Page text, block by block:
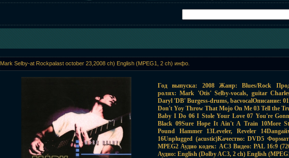
Mark Selby-at Rockpalast october 23,2008 ch) English (MPEG1, 2 ch) инфо.
Год выпуска: 2008 Жанр: Blues/Rock
ролях: Mark 'Otis' Selby-vocals, guitar
Daryl 'DB' Burgess-drums, bacvocalОписание:
Don't Yoy Throw That Mojo On Me 03 Tell the
Baby I Do 06 I Stole Your Love 07 You're
Black 09Sure Hope It Ain't A Train 10More
Pound Hammer 13Leveler, Reveler
16Unplugged (acustic)Качество: DVD5
MPEG2 Аудио кодек: AC3 Видео: PAL 16:9
Аудио: English (Dolby AC3, 2 ch) English